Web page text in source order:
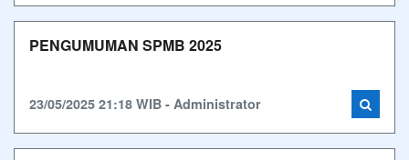
PENGUMUMAN SPMB 2025
23/05/2025 21:18 WIB - Administrator